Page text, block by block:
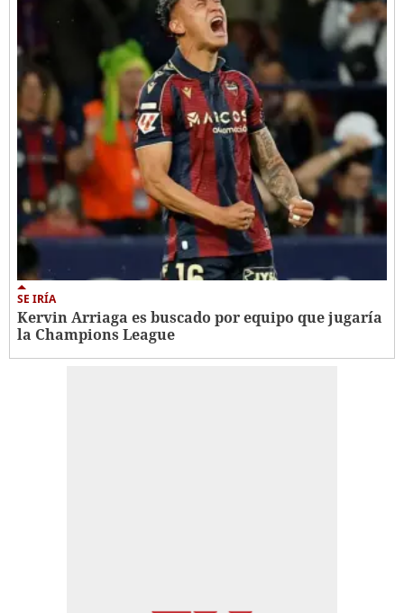
SE IRÍA
Kervin Arriaga es buscado por equipo que jugaría
la Champions League